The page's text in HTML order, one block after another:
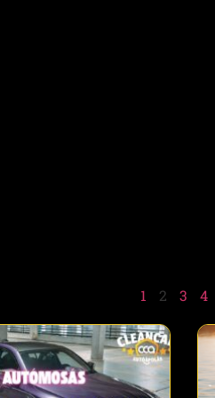
1 2 3 4